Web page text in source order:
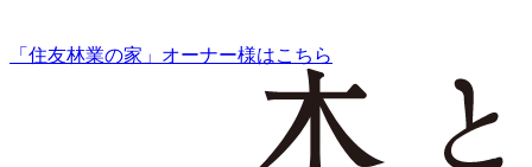
「住友林業の家」オーナー様はこちら